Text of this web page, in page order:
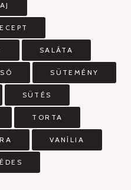
SALÁTA
SÓ SÜTEMÉNY
SÜTÉS
TORTA
VANÍLIA
ÉDES